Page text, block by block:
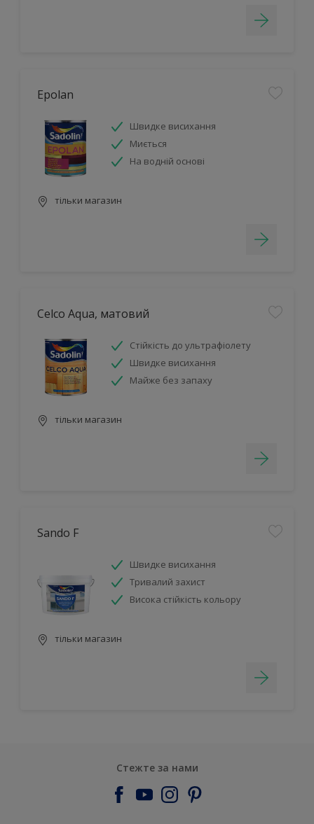
Epolan
Швидке висихання
Миється
На водній основі
тільки магазин
Celco Aqua, матовий
Стійкість до ультрафіолету
Швидке висихання
Майже без запаху
тільки магазин
Sando F
Швидке висихання
Тривалий захист
Висока стійкість кольору
тільки магазин
Стежте за нами